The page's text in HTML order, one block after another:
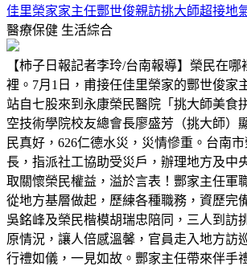
佳里榮家家主任酆世俊親訪挑大師超接地
醫療保健 生活綜合
【柿子日報記者李玲/台南報導】榮民在哪
裡。7月1日，甫接任佳里榮家的酆世俊家
站自七股來到永康榮民醫院「挑大師美食
空技術學院校友總會長廖盛芳（挑大師）
民真好，626仁德水災，災情慘重。台南
長，指派社工協助受災戶，辦理地方及中
取關懷榮民權益，溢於言表！酆家主任軍
從地方基層做起，歷練各種職務，資歷完
吳銘峰及榮民楷模胡瑞忠陪同，三人到訪
原情況，讓人倍感溫馨，官員走入地方訪
行禮如儀，一見如故。酆家主任帶來伴手